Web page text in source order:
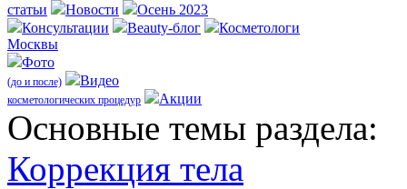
статьи
Новости
Осень 2023
Консультации
Beauty-блог
Косметологи
Москвы
Фото
(до и после) Видео
косметологических процедур Акции
Оcновные темы раздела:
Коррекция тела